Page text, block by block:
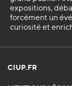
expositions,
forcément un
curiosité et
CIUP.FR